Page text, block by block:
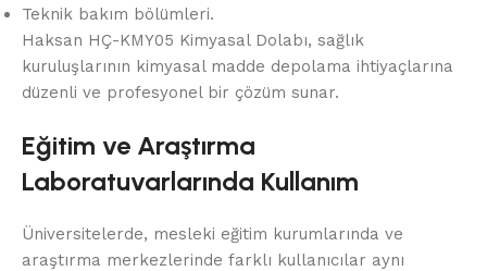
Teknik bakım bölümleri.
Haksan HÇ-KMY05 Kimyasal Dolabı, sağlık
kuruluşlarının kimyasal madde depolama ihtiyaçlarına
düzenli ve profesyonel bir çözüm sunar.
Eğitim ve Araştırma
Laboratuvarlarında Kullanım
Üniversitelerde, mesleki eğitim kurumlarında ve
araştırma merkezlerinde farklı kullanıcılar aynı